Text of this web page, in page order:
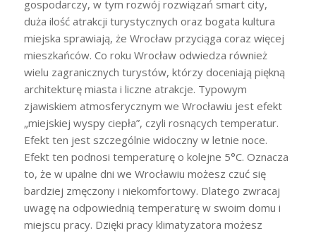
gospodarczy, w tym rozwój rozwiązań smart city,
duża ilość atrakcji turystycznych oraz bogata kultura
miejska sprawiają, że Wrocław przyciąga coraz więcej
mieszkańców. Co roku Wrocław odwiedza również
wielu zagranicznych turystów, którzy doceniają piękną
architekturę miasta i liczne atrakcje. Typowym
zjawiskiem atmosferycznym we Wrocławiu jest efekt
„miejskiej wyspy ciepła”, czyli rosnących temperatur.
Efekt ten jest szczególnie widoczny w letnie noce.
Efekt ten podnosi temperaturę o kolejne 5°C. Oznacza
to, że w upalne dni we Wrocławiu możesz czuć się
bardziej zmęczony i niekomfortowy. Dlatego zwracaj
uwagę na odpowiednią temperaturę w swoim domu i
miejscu pracy. Dzięki pracy klimatyzatora możesz